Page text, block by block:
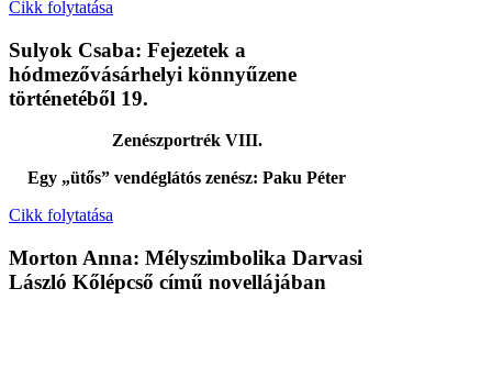
Cikk folytatása
Sulyok Csaba: Fejezetek a
hódmezővásárhelyi könnyűzene
történetéből 19.
Zenészportrék VIII.
Egy „ütős” vendéglátós zenész: Paku Péter
Cikk folytatása
Morton Anna: Mélyszimbolika Darvasi
László Kőlépcső című novellájában